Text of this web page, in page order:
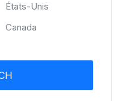
États-Unis
Canada